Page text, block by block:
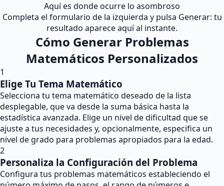
Aquí es donde ocurre lo asombroso
Completa el formulario de la izquierda y pulsa Generar: tu
resultado aparece aquí al instante.
Cómo Generar Problemas
Matemáticos Personalizados
1
Elige Tu Tema Matemático
Selecciona tu tema matemático deseado de la lista
desplegable, que va desde la suma básica hasta la
estadística avanzada. Elige un nivel de dificultad que se
ajuste a tus necesidades y, opcionalmente, especifica un
nivel de grado para problemas apropiados para la edad.
2
Personaliza la Configuración del Problema
Configura tus problemas matemáticos estableciendo el